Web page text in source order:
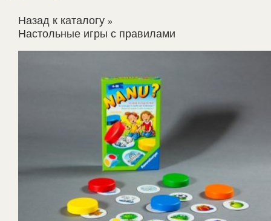
Назад к каталогу
Настольные игры с правилами